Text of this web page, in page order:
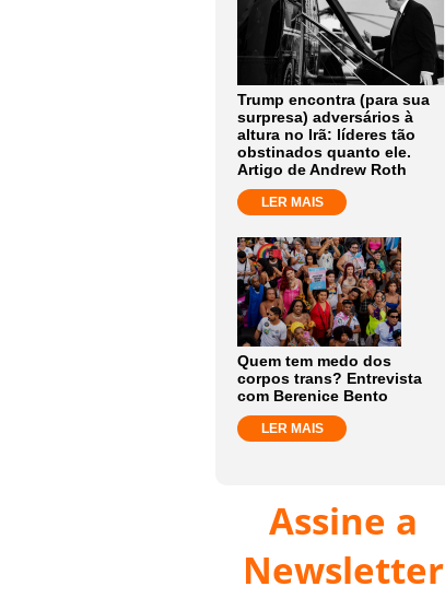
Trump encontra (para sua
surpresa) adversários à
altura no Irã: líderes tão
obstinados quanto ele.
Artigo de Andrew Roth
LER MAIS
Quem tem medo dos
corpos trans? Entrevista
com Berenice Bento
LER MAIS
Assine a
Newsletter